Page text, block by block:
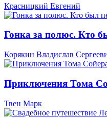
Красницкий Евгений
Гонка за полюс. Кто
Корякин Владислав
Приключения Тома
Твен Марк